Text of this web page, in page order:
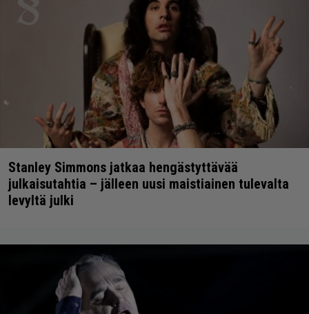
Stanley Simmons jatkaa hengästyttävää
julkaisutahtia – jälleen uusi maistiainen tulevalta
levyltä julki